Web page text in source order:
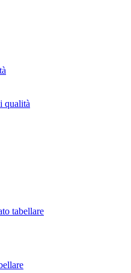
qualità
tabellare